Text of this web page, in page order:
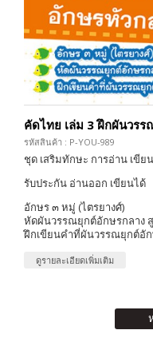
คัดไทย เล่ม 3 ฝึกผันวร
รหัสสินค้า : P-YOU-989
ชุด เสริมทักษะ การอ่าน เขีย
รับประกัน อ่านออก เขียนได้
อักษร ๓ หมู่ (ไตรยางศ์)
หัดผันวรรณยุกต์อักษรกลาง
ฝึกเขียนคำที่ผันวรรณยุกต์อัก
ดูรายละเอียดเพิ่มเติม